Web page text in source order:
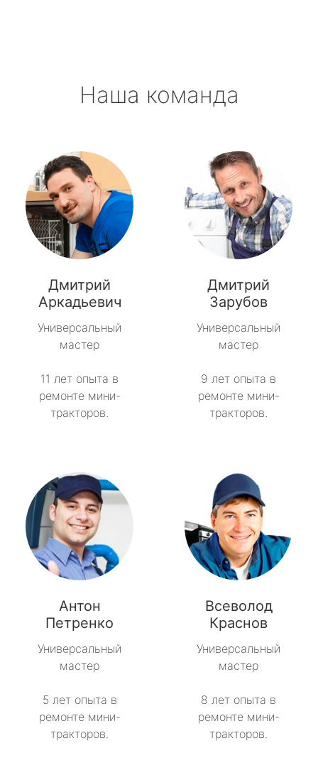
Наша команда
Дмитрий
Аркадьевич
Универсальный
мастер
11 лет опыта в
ремонте мини-
тракторов.
Дмитрий
Зарубов
Универсальный
мастер
9 лет опыта в
ремонте мини-
тракторов.
Антон
Петренко
Универсальный
мастер
5 лет опыта в
ремонте мини-
тракторов.
Всеволод
Краснов
Универсальный
мастер
8 лет опыта в
ремонте мини-
тракторов.